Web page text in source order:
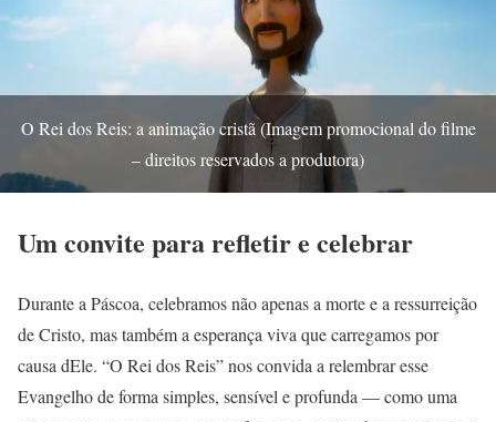
O Rei dos Reis: a animação cristã (Imagem promocional do filme
– direitos reservados a produtora)
Um convite para refletir e celebrar
Durante a Páscoa, celebramos não apenas a morte e a ressurreição
de Cristo, mas também a esperança viva que carregamos por
causa dEle. “O Rei dos Reis” nos convida a relembrar esse
Evangelho de forma simples, sensível e profunda — como uma